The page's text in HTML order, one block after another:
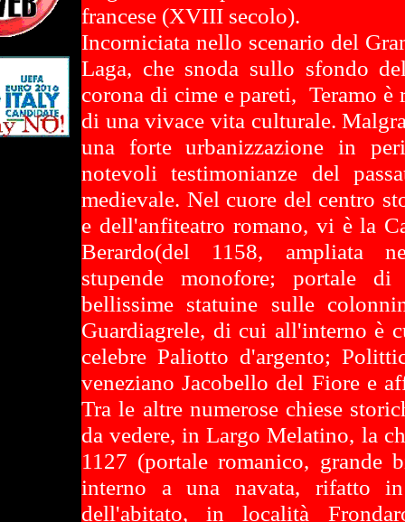
francese (XVIII secolo).
Incorniciata nello scenario del
Laga, che snoda sullo sfondo
corona di cime e pareti, Teramo è
di una vivace vita culturale.
una forte urbanizzazione in
notevoli testimonianze del
medievale. Nel cuore del centro
e dell'anfiteatro romano, vi è la
Berardo(del 1158, ampliata
stupende monofore; portale
bellissime statuine sulle
Guardiagrele, di cui all'interno è
celebre Paliotto d'argento;
veneziano Jacobello del Fiore e
Tra le altre numerose chiese
da vedere, in Largo Melatino, la
1127 (portale romanico, grande
interno a una navata, rifatto
dell'abitato, in località